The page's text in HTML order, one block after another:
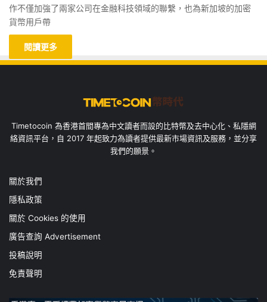
作不僅加強了兩家公司在金融科技領域的聯繫，也為新加坡的加密
貨幣用戶帶
閱讀更多
Timetocoin 為香港首間專為中文讀者而設的比特幣及去中心化、私隱網
絡資訊平台，自 2017 年起致力為讀者提供最新市場資訊及服務，並分享
我們的願景。
關於我們
隱私政策
關於 Cookies 的使用
廣告查詢 Advertisement
投稿說明
免責聲明